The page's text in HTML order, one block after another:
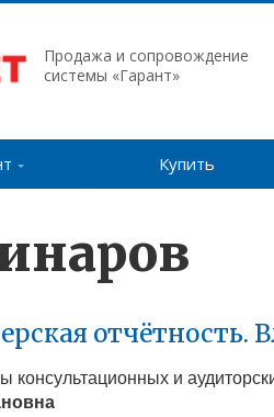
Продажа и сопровождение
системы «Гарант»
Купить
консультационных и